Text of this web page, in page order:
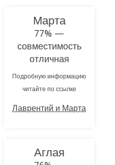
Марта
77% —
совместимость
отличная
Подробную информацию
читайте по ссылке
Лаврентий и Марта
Аглая